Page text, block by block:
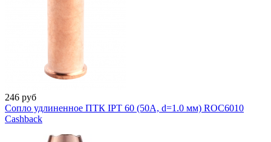
246 руб
Сопло удлиненное ПТК IPT 60 (50A, d=1.0 мм) ROC6010
Cashback